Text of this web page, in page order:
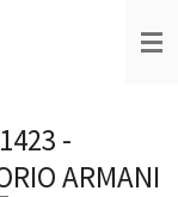
-
ARMANI